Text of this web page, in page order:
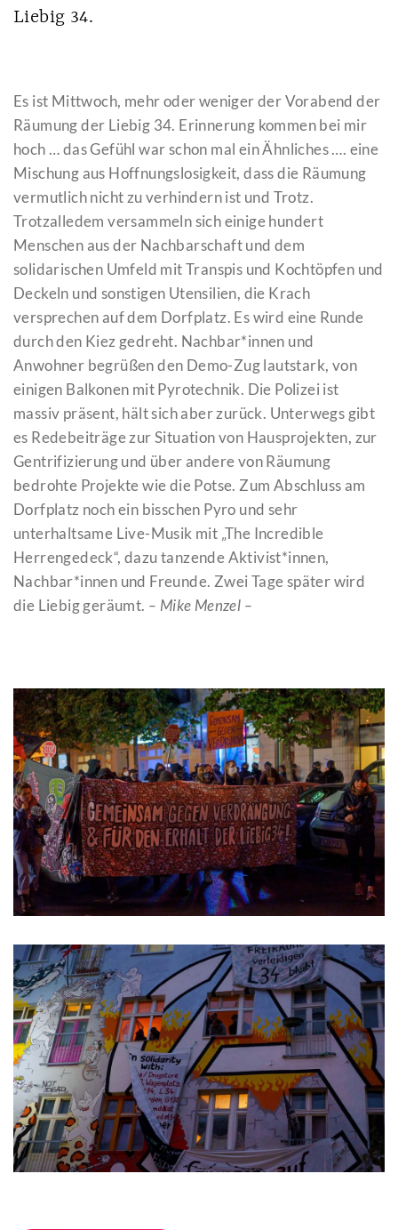
Liebig 34.
Es ist Mittwoch, mehr oder weniger der Vorabend der
Räumung der Liebig 34. Erinnerung kommen bei mir
hoch … das Gefühl war schon mal ein Ähnliches …. eine
Mischung aus Hoffnungslosigkeit, dass die Räumung
vermutlich nicht zu verhindern ist und Trotz.
Trotzalledem versammeln sich einige hundert
Menschen aus der Nachbarschaft und dem
solidarischen Umfeld mit Transpis und Kochtöpfen und
Deckeln und sonstigen Utensilien, die Krach
versprechen auf dem Dorfplatz. Es wird eine Runde
durch den Kiez gedreht. Nachbar*innen und
Anwohner begrüßen den Demo-Zug lautstark, von
einigen Balkonen mit Pyrotechnik. Die Polizei ist
massiv präsent, hält sich aber zurück. Unterwegs gibt
es Redebeiträge zur Situation von Hausprojekten, zur
Gentrifizierung und über andere von Räumung
bedrohte Projekte wie die Potse. Zum Abschluss am
Dorfplatz noch ein bisschen Pyro und sehr
unterhaltsame Live-Musik mit „The Incredible
Herrengedeck“, dazu tanzende Aktivist*innen,
Nachbar*innen und Freunde. Zwei Tage später wird
die Liebig geräumt. – Mike Menzel –